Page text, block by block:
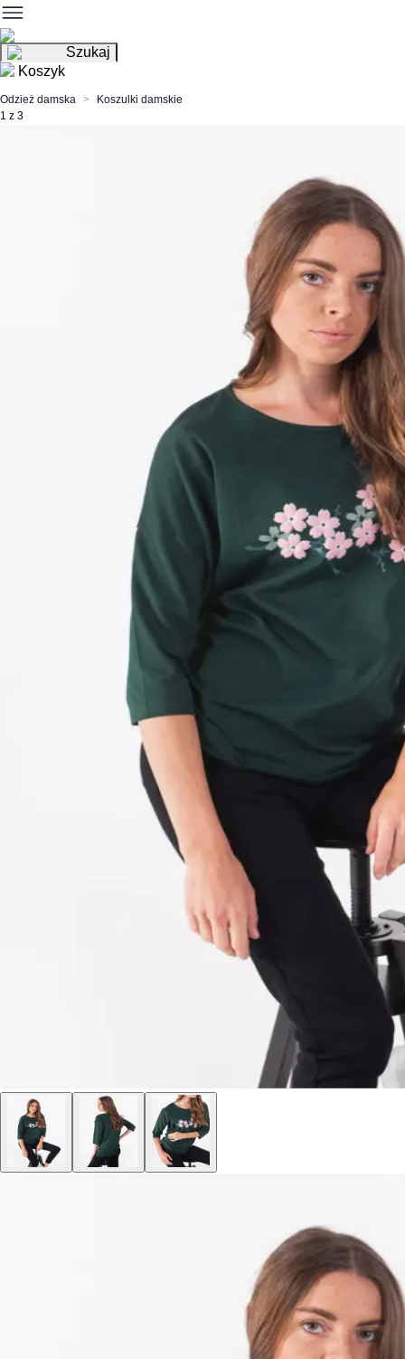
Szukaj
Koszyk
Odzież damska
Koszulki damskie
1 z 3